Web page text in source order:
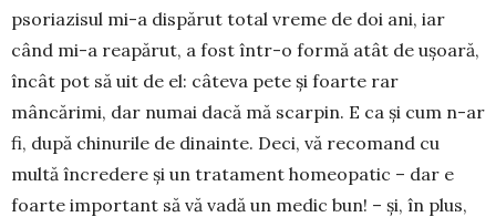
psoriazisul mi-a dis­pă­rut total vre­me de doi ani, iar
când mi-a reapărut, a fost într-o formă atât de ușoară,
încât pot să uit de el: câteva pete și foarte rar
mâncărimi, dar numai dacă mă scarpin. E ca și cum n-ar
fi, după chinurile de dinainte. Deci, vă re­comand cu
multă încredere și un tratament ho­meo­patic – dar e
foarte important să vă vadă un medic bun! – și, în plus,